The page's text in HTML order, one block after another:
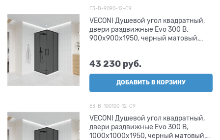
E3-B-9090-12-C9
VECONI Душевой угол квадратный,
двери раздвижные Evo 300 B,
900х900x1950, черный матовый,
43 230 руб.
ДОБАВИТЬ В КОРЗИНУ
E3-B-100100-12-C9
VECONI Душевой угол квадратный,
двери раздвижные Evo 300 B,
1000х1000x1950, черный матовый,